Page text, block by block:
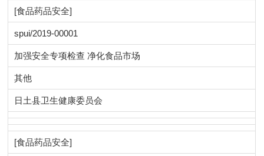
[食品药品安全]
spui/2019-00001
加强安全专项检查 净化食品市场
其他
日土县卫生健康委员会
[食品药品安全]